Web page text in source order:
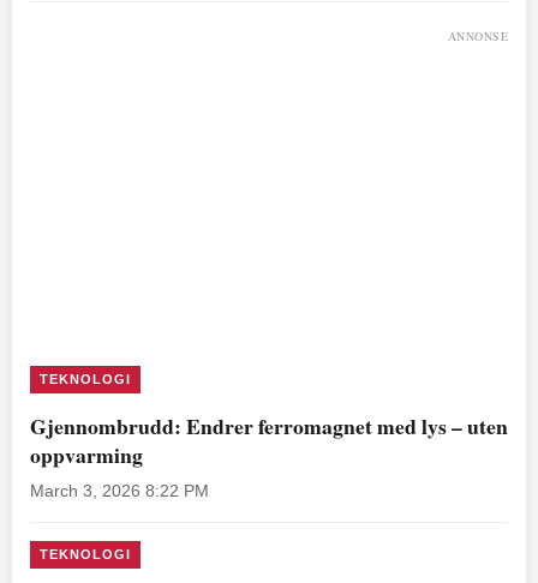
ANNONSE
TEKNOLOGI
Gjennombrudd: Endrer ferromagnet med lys – uten
oppvarming
March 3, 2026 8:22 PM
TEKNOLOGI